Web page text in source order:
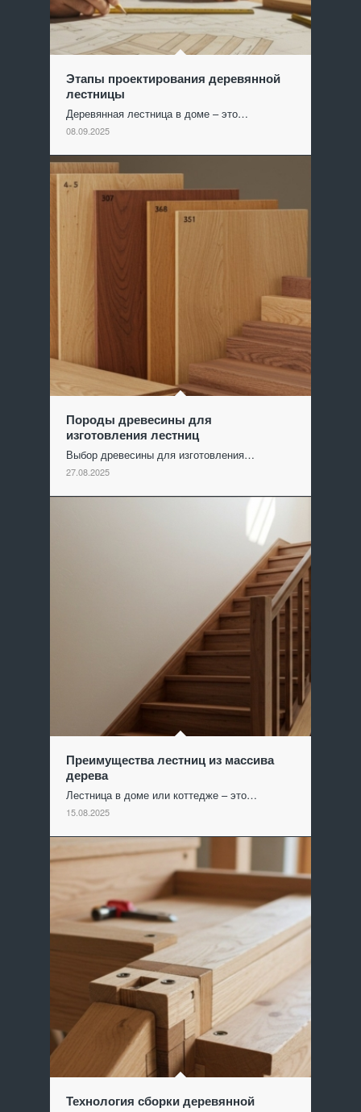
Этапы проектирования деревянной
лестницы
Деревянная лестница в доме – это…
08.09.2025
Породы древесины для
изготовления лестниц
Выбор древесины для изготовления…
27.08.2025
Преимущества лестниц из массива
дерева
Лестница в доме или коттедже – это…
15.08.2025
Технология сборки деревянной